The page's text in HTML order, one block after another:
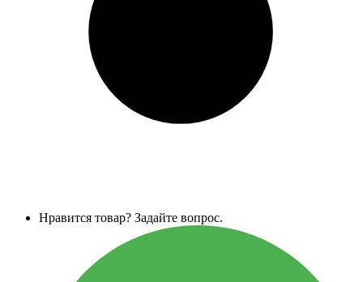
Нравится товар? Задайте вопрос.